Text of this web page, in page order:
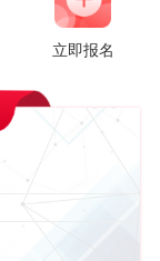
立即报名